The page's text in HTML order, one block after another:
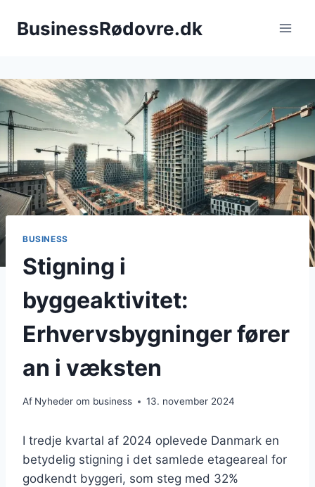
BusinessRødovre.dk
BUSINESS
Stigning i
byggeaktivitet:
Erhvervsbygninger fører
an i væksten
Af Nyheder om business 13. november 2024
I tredje kvartal af 2024 oplevede Danmark en
betydelig stigning i det samlede etageareal for
godkendt byggeri, som steg med 32%